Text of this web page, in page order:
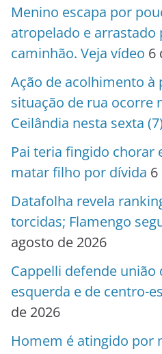
Menino escapa por
atropelado e arrastado
caminhão. Veja vídeo 6
Ação de acolhimento à
situação de rua ocorre
Ceilândia nesta sexta (7)
Pai teria fingido chorar
matar filho por dívida 6
Datafolha revela
torcidas; Flamengo
agosto de 2026
Cappelli defende união
esquerda e de centro-
de 2026
Homem é atingido por